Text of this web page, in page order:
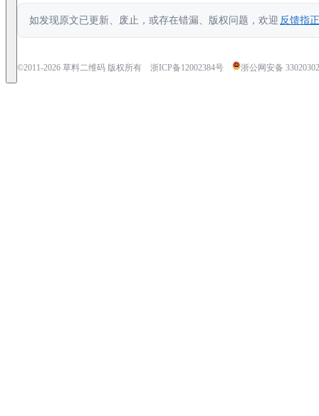
如发现原文已更新、废止，或存在错漏、版权问题，欢迎 反馈指正
©2011-2026 草料二维码 版权所有 浙ICP备12002384号 浙公网安备